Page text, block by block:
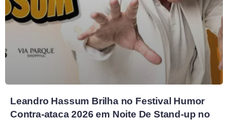
Leandro Hassum Brilha no Festival Humor
Contra-ataca 2026 em Noite De Stand-up no